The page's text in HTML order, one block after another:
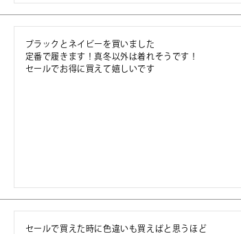
ブラックとネイビーを買いました
定番で履きます！真冬以外は着れそうです！
セールでお得に買えて嬉しいです
セールで買えた時に色違いも買えばと思うほど